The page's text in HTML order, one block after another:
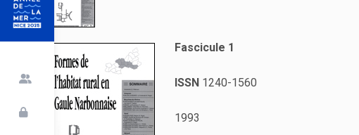
Fascicule 1
ISSN 1240-1560
1993